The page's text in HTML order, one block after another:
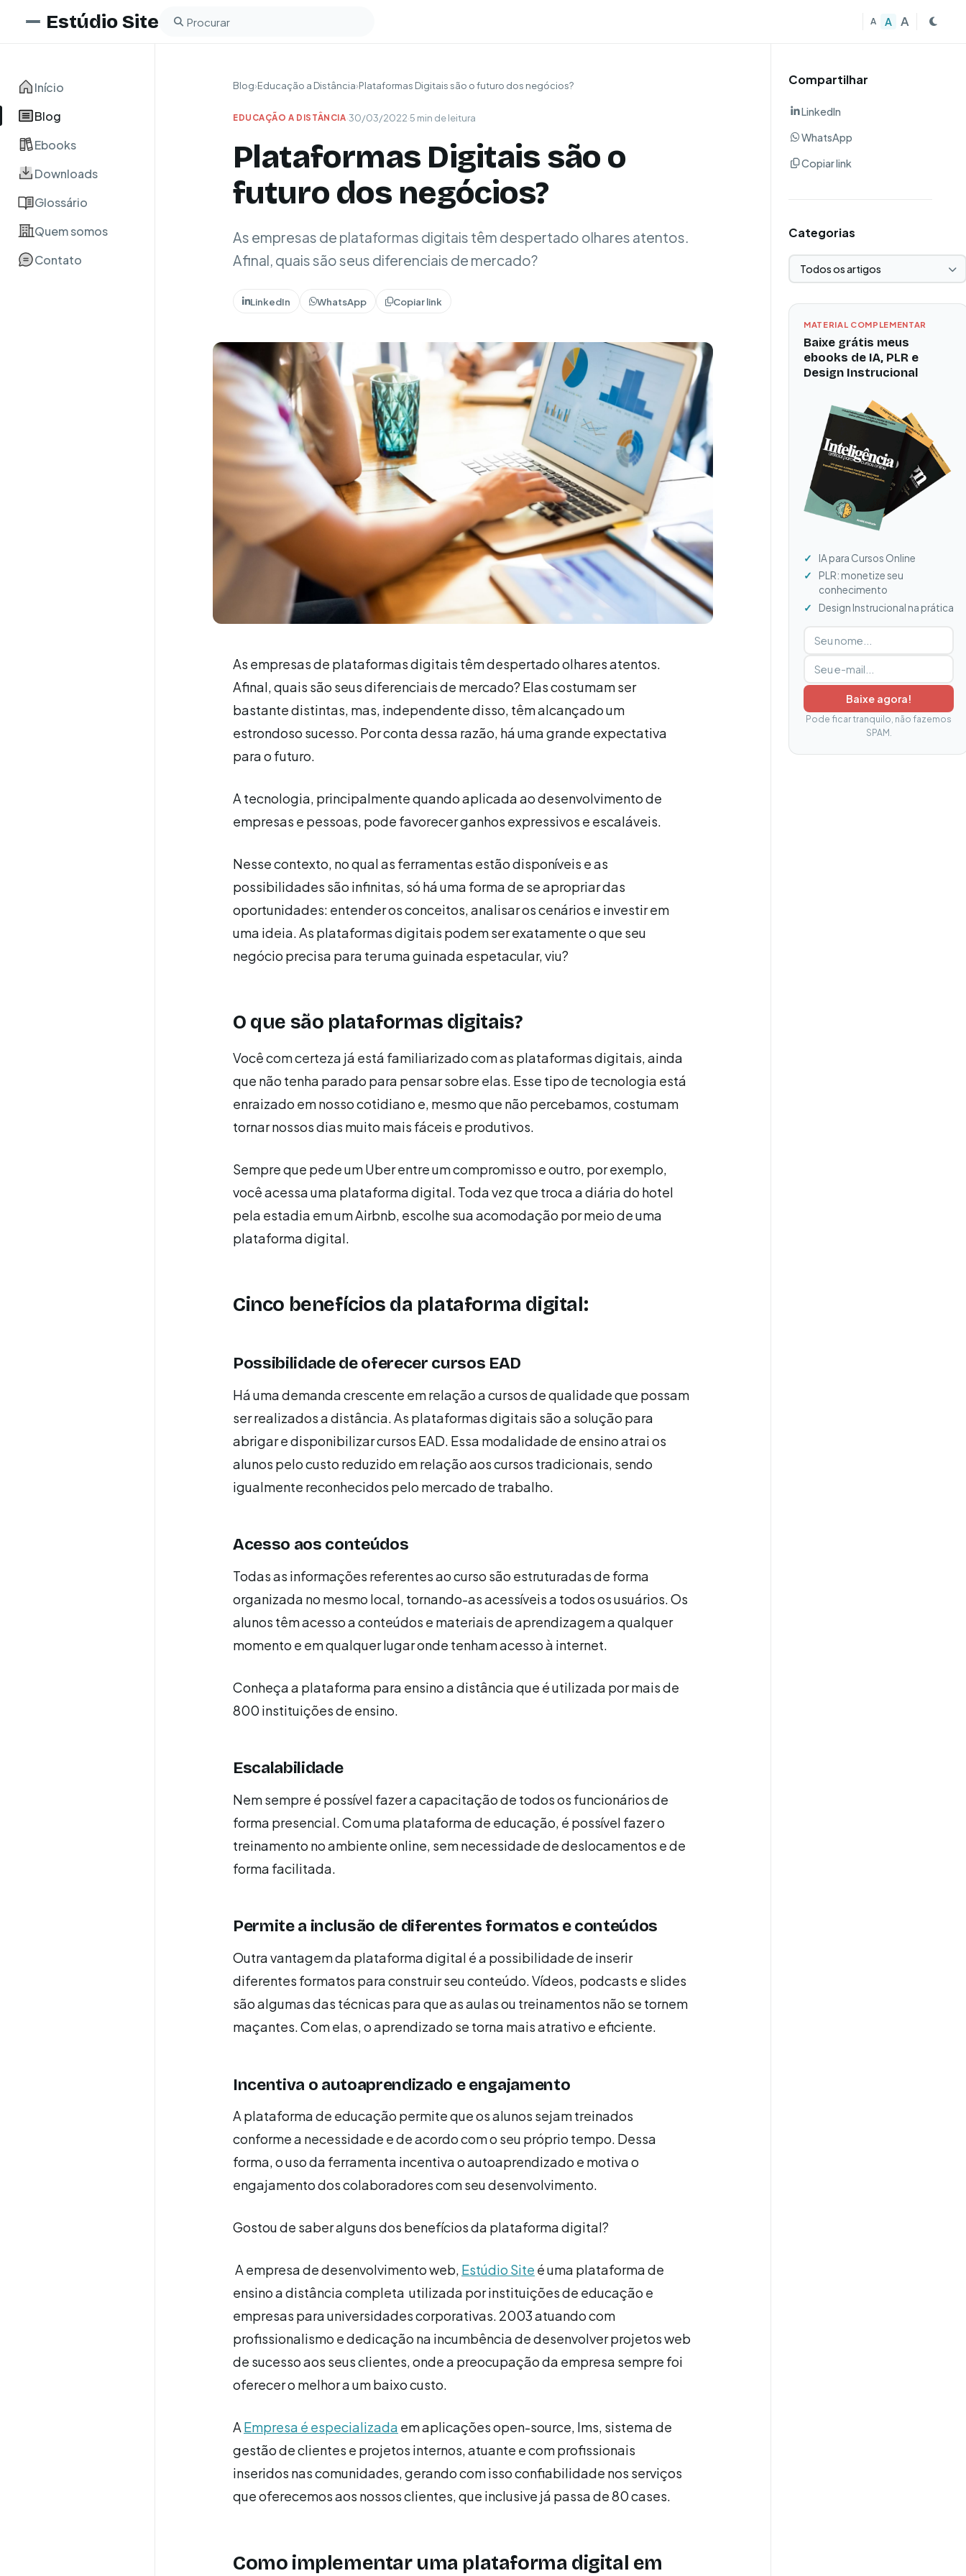
Estúdio Site Buscar no blog
A A A
Início
Blog
Ebooks
Downloads
Glossário
Quem somos
Contato
Blog›Educação a Distância›Plataformas Digitais são o futuro dos negócios?
EDUCAÇÃO A DISTÂNCIA·30/03/2022·5 min de leitura
Plataformas Digitais são o
futuro dos negócios?
As empresas de plataformas digitais têm despertado olhares atentos.
Afinal, quais são seus diferenciais de mercado?
LinkedIn WhatsApp Copiar link
As empresas de plataformas digitais têm despertado olhares atentos.
Afinal, quais são seus diferenciais de mercado? Elas costumam ser
bastante distintas, mas, independente disso, têm alcançado um
estrondoso sucesso. Por conta dessa razão, há uma grande expectativa
para o futuro.
A tecnologia, principalmente quando aplicada ao desenvolvimento de
empresas e pessoas, pode favorecer ganhos expressivos e escaláveis.
Nesse contexto, no qual as ferramentas estão disponíveis e as
possibilidades são infinitas, só há uma forma de se apropriar das
oportunidades: entender os conceitos, analisar os cenários e investir em
uma ideia. As plataformas digitais podem ser exatamente o que seu
negócio precisa para ter uma guinada espetacular, viu?
O que são plataformas digitais?
Você com certeza já está familiarizado com as plataformas digitais, ainda
que não tenha parado para pensar sobre elas. Esse tipo de tecnologia está
enraizado em nosso cotidiano e, mesmo que não percebamos, costumam
tornar nossos dias muito mais fáceis e produtivos.
Sempre que pede um Uber entre um compromisso e outro, por exemplo,
você acessa uma plataforma digital. Toda vez que troca a diária do hotel
pela estadia em um Airbnb, escolhe sua acomodação por meio de uma
plataforma digital.
Cinco benefícios da plataforma digital:
Possibilidade de oferecer cursos EAD
Há uma demanda crescente em relação a cursos de qualidade que possam
ser realizados a distância. As plataformas digitais são a solução para
abrigar e disponibilizar cursos EAD. Essa modalidade de ensino atrai os
alunos pelo custo reduzido em relação aos cursos tradicionais, sendo
igualmente reconhecidos pelo mercado de trabalho.
Acesso aos conteúdos
Todas as informações referentes ao curso são estruturadas de forma
organizada no mesmo local, tornando-as acessíveis a todos os usuários. Os
alunos têm acesso a conteúdos e materiais de aprendizagem a qualquer
momento e em qualquer lugar onde tenham acesso à internet.
Conheça a plataforma para ensino a distância que é utilizada por mais de
800 instituições de ensino.
Escalabilidade
Nem sempre é possível fazer a capacitação de todos os funcionários de
forma presencial. Com uma plataforma de educação, é possível fazer o
treinamento no ambiente online, sem necessidade de deslocamentos e de
forma facilitada.
Permite a inclusão de diferentes formatos e conteúdos
Outra vantagem da plataforma digital é a possibilidade de inserir
diferentes formatos para construir seu conteúdo. Vídeos, podcasts e slides
são algumas das técnicas para que as aulas ou treinamentos não se tornem
maçantes. Com elas, o aprendizado se torna mais atrativo e eficiente.
Incentiva o autoaprendizado e engajamento
A plataforma de educação permite que os alunos sejam treinados
conforme a necessidade e de acordo com o seu próprio tempo. Dessa
forma, o uso da ferramenta incentiva o autoaprendizado e motiva o
engajamento dos colaboradores com seu desenvolvimento.
Gostou de saber alguns dos benefícios da plataforma digital?
A empresa de desenvolvimento web, Estúdio Site é uma plataforma de
ensino a distância completa utilizada por instituições de educação e
empresas para universidades corporativas. 2003 atuando com
profissionalismo e dedicação na incumbência de desenvolver projetos web
de sucesso aos seus clientes, onde a preocupação da empresa sempre foi
oferecer o melhor a um baixo custo.
A Empresa é especializada em aplicações open-source, lms, sistema de
gestão de clientes e projetos internos, atuante e com profissionais
inseridos nas comunidades, gerando com isso confiabilidade nos serviços
que oferecemos aos nossos clientes, que inclusive já passa de 80 cases.
Como implementar uma plataforma digital em
Compartilhar
LinkedIn
WhatsApp
Copiar link
Categorias
Selecionar categoria
MATERIAL COMPLEMENTAR
Baixe grátis meus
ebooks de IA, PLR e
Design Instrucional
IA para Cursos Online
PLR: monetize seu
conhecimento
Design Instrucional na prática
Digite seu nome
Digite seu e-mail
Baixe agora!
Pode ficar tranquilo, não fazemos
SPAM.